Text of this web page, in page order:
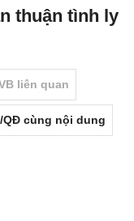
thuận tình ly
liên quan
QĐ cùng nội dung